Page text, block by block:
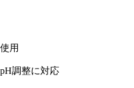
用
調整に対応